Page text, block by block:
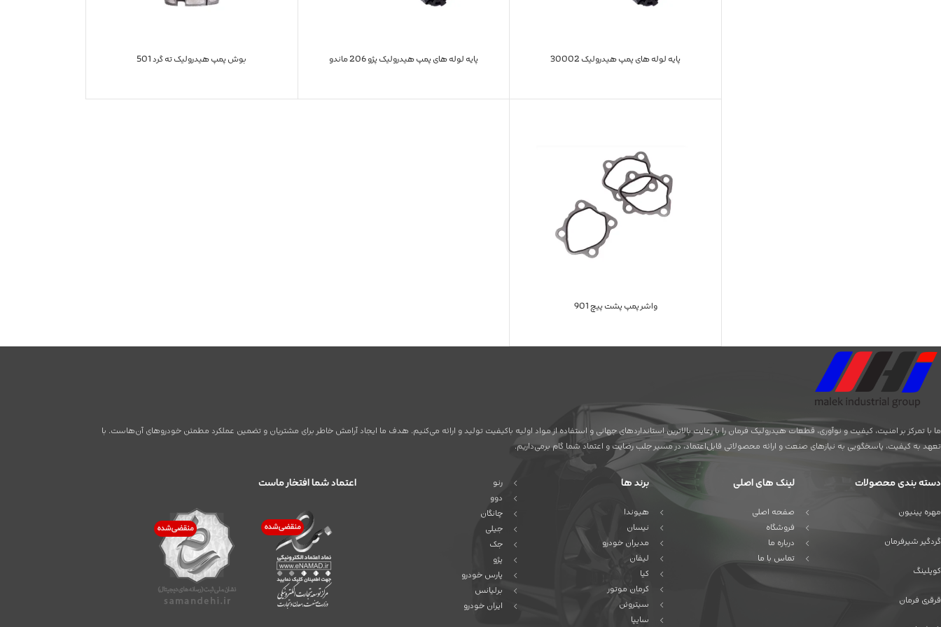
پایه لوله های پمپ هیدرولیک 30002 پایه لوله های پمپ هیدرولیک پژو 206 ماندو بوش پمپ هیدرولیک ته گرد 501
واشر پمپ پشت پیچ 901
ما با تمرکز بر امنیت، کیفیت و نوآوری، قطعات هیدرولیک فرمان را با رعایت بالاترین استانداردهای جهانی و استفاده از مواد اولیه باکیفیت تولید و ارائه می‌کنیم. هدف ما ایجاد آرامش خاطر برای مشتریان و تضمین عملکرد مطمئن خودروهای آن‌هاست. با
تعهد به کیفیت، پاسخگویی به نیازهای صنعت و ارائه محصولاتی قابل‌اعتماد، در مسیر جلب رضایت و اعتماد شما گام برمی‌داریم.
دسته بندی محصولات
مهره پینیون
گردگیر شیرفرمان
کوپلینگ
قرقری فرمان
لینک های اصلی
صفحه اصلی
فروشگاه
درباره ما
تماس با ما
برند ها
هیوندا
نیسان
مدیران خودرو
لیفان
کیا
کرمان موتور
سیتروئن
سایپا
رنو
دوو
چانگان
جیلی
جک
پژو
پارس خودرو
برلیانس
ایران خودرو
اعتماد شما افتخار ماست